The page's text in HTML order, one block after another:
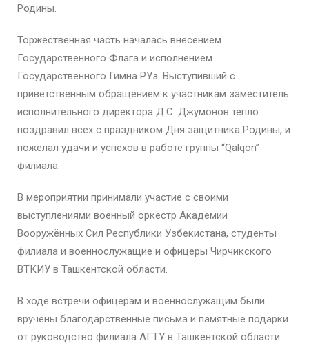
Родины.
Торжественная часть началась внесением
Государственного Флага и исполнением
Государственного Гимна РУз. Выступивший с
приветственным обращением к участникам заместитель
исполнительного директора Д.С. Джумонов тепло
поздравил всех с праздником Дня защитника Родины, и
пожелал удачи и успехов в работе группы “Qalqon”
филиала.
В мероприятии принимали участие с своими
выступлениями военный оркестр Академии
Вооружённых Сил Республики Узбекистана, студенты
филиала и военнослужащие и офицеры Чирчикского
ВТКИУ в Ташкентской области.
В ходе встречи офицерам и военнослужащим были
вручены благодарственные письма и памятные подарки
от руководство филиала АГТУ в Ташкентской области.